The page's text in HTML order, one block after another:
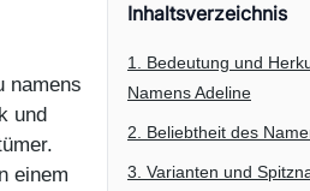
namens
und
einem
Inhaltsverzeichnis
1. Bedeutung und
Namens Adeline
2. Beliebtheit des
3. Varianten und